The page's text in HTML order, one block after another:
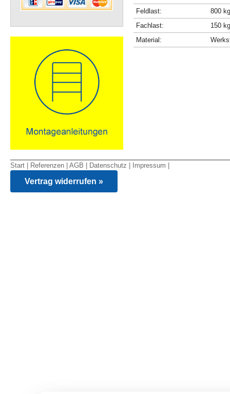
Feldlast:
800 kg
Fachlast:
150 kg
Material:
Start Referenzen AGB Datenschutz Impressum
Vertrag widerrufen »